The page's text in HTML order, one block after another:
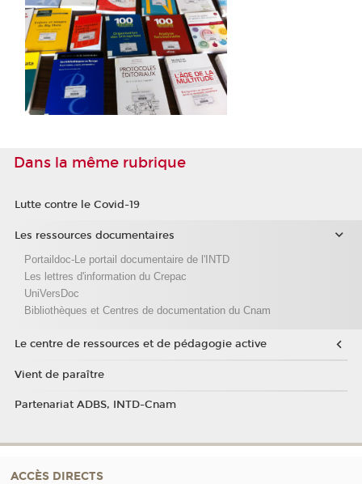
Dans la même rubrique
Lutte contre le Covid-19
Les ressources documentaires
Portaildoc-Le portail documentaire de l'INTD
Les lettres d'information du Crepac
UniVersDoc
Bibliothèques et Centres de documentation du Cnam
Le centre de ressources et de pédagogie active
Vient de paraître
Partenariat ADBS, INTD-Cnam
ACCÈS DIRECTS